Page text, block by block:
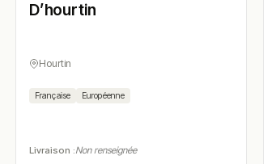
D’hourtin
Hourtin
Française Européenne
Livraison :Non renseignée